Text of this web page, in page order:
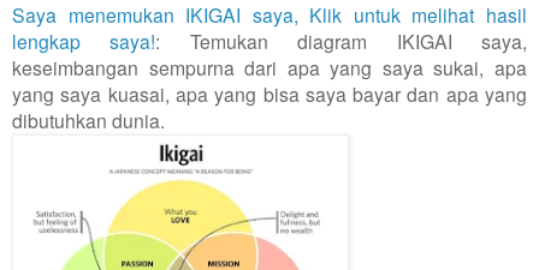
Saya menemukan IKIGAI saya, Klik untuk melihat hasil
lengkap saya!: Temukan diagram IKIGAI saya,
keseimbangan sempurna dari apa yang saya sukai, apa
yang saya kuasai, apa yang bisa saya bayar dan apa yang
dibutuhkan dunia.